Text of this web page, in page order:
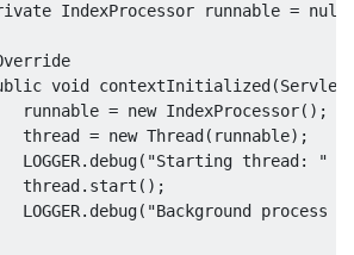
IndexProcessor runnable = null
void contextInitialized(
runnable
= new IndexProcessor();
thread
= new Thread( runnable);
LOGGER
. debug( "Starting thread: "
thread
. start ();
LOGGER
. debug( "Background process